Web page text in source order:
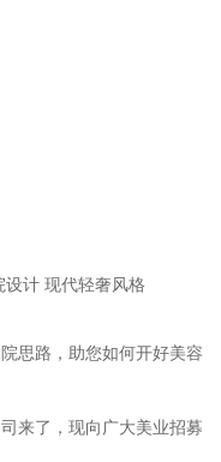
计 现代轻奢风格
思路，助您如何开好美容
来了，现向广大美业招募